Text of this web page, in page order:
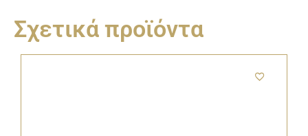
Σχετικά προϊόντα